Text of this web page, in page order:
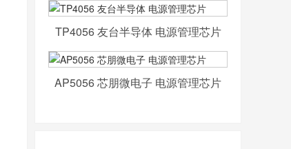
TP4056 友台半导体 电源管理芯片
AP5056 芯朋微电子 电源管理芯片